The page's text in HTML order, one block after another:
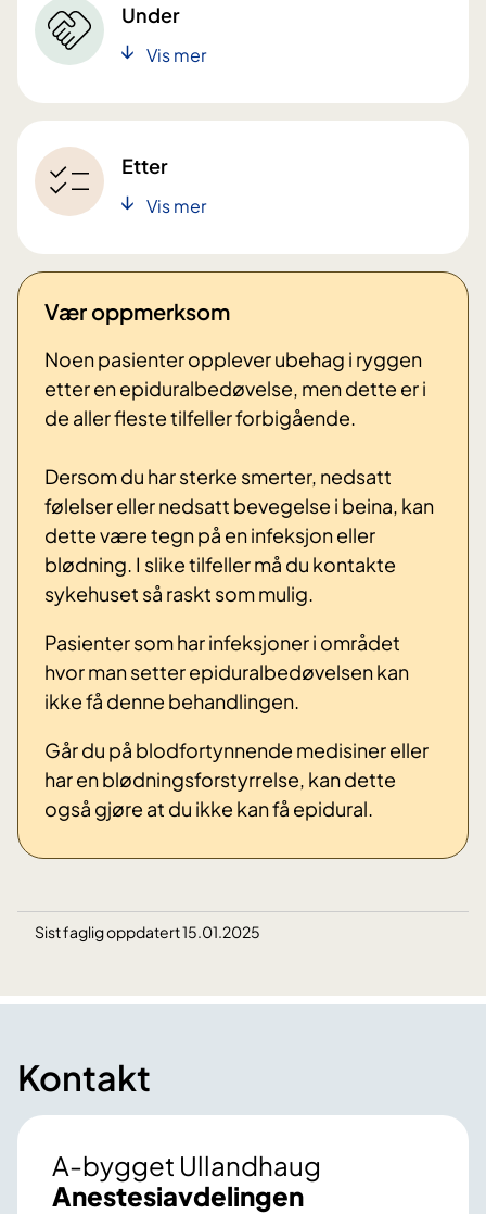
Under
Vis mer
Etter
Vis mer
Vær oppmerksom
Noen pasienter opplever ubehag i ryggen
etter en epiduralbedøvelse, men dette er i
de aller fleste tilfeller forbigående.
Dersom du har sterke smerter, nedsatt
følelser eller nedsatt bevegelse i beina, kan
dette være tegn på en infeksjon eller
blødning. I slike tilfeller må du kontakte
sykehuset så raskt som mulig.
Pasienter som har infeksjoner i området
hvor man setter epiduralbedøvelsen kan
ikke få denne behandlingen.
Går du på blodfortynnende medisiner eller
har en blødningsforstyrrelse, kan dette
også gjøre at du ikke kan få epidural.
Sist faglig oppdatert 15.01.2025
Kontakt
A-bygget Ullandhaug
Anestesiavdelingen